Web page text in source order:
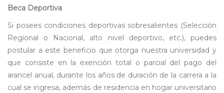
Beca Deportiva
Si posees condiciones deportivas sobresalientes (Selección
Regional o Nacional, alto nivel deportivo, etc.), puedes
postular a este beneficio que otorga nuestra universidad y
que consiste en la exención total o parcial del pago del
arancel anual, durante los años de duración de la carrera a la
cual se ingresa, además de residencia en hogar universitario